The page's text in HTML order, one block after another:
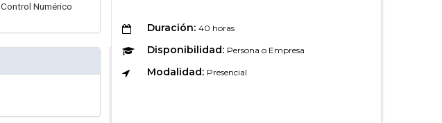
Duración: 40 horas
Disponibilidad: Persona o Empresa
Modalidad: Presencial
Numérico